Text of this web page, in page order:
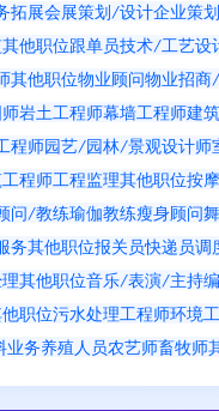
拓展会展策划/设计企业策
其他职位跟单员技术/工艺设
其他职位物业顾问物业招
岩土工程师幕墙工程师建
程师园艺/园林/景观设计师
程师工程监理其他职位按
问/教练瑜伽教练瘦身顾问
务其他职位报关员快递员调
其他职位音乐/表演/主持
职位污水处理工程师环境
业务养殖人员农艺师畜牧师